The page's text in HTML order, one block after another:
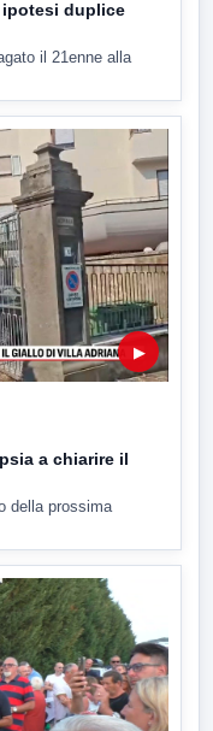
ipotesi duplice
il 21enne alla
▶
a chiarire il
della prossima